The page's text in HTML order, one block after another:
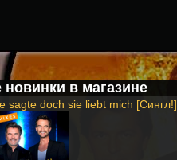
в магазине
sagte doch sie liebt mich [Сингл!]